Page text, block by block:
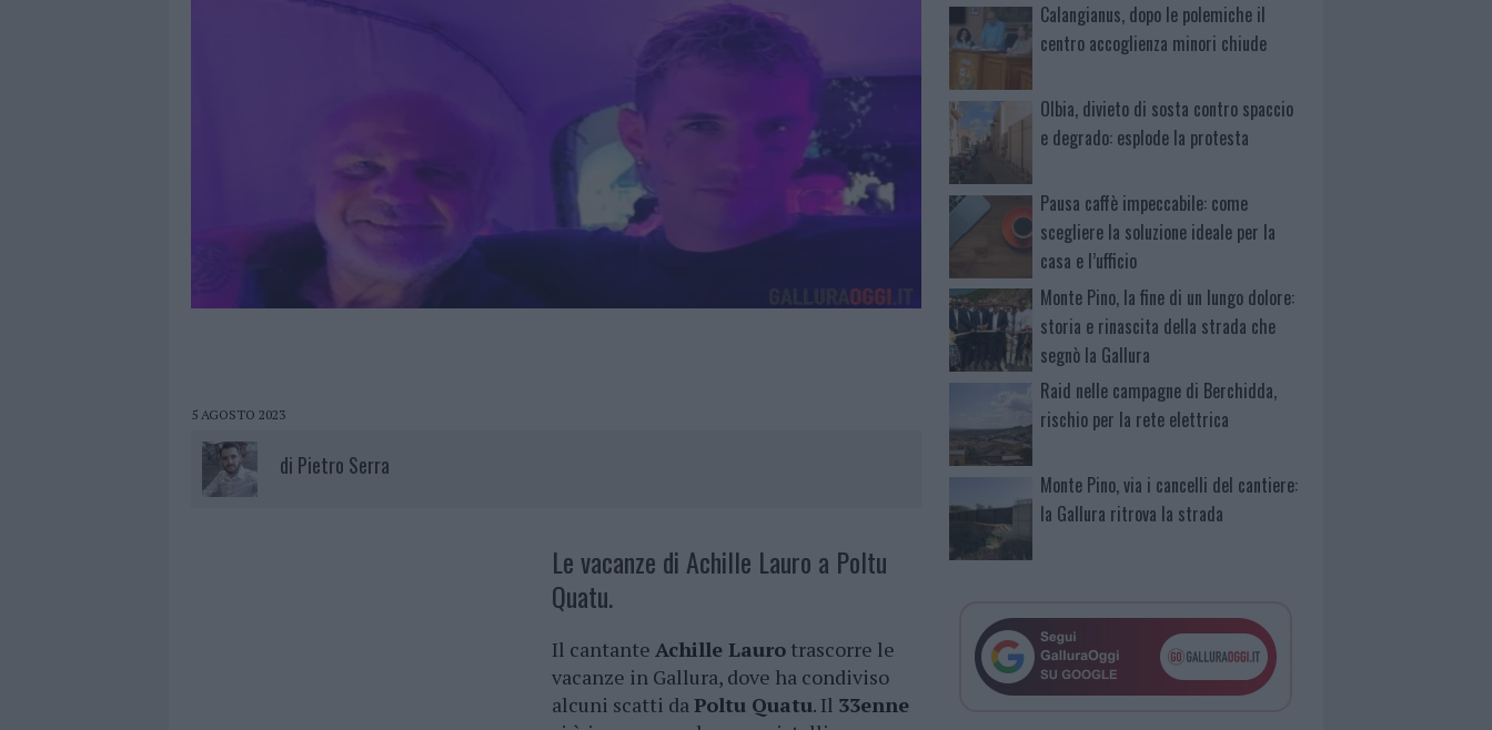
5 AGOSTO 2023
di Pietro Serra
Le vacanze di Achille Lauro a Poltu
Quatu.
Il cantante Achille Lauro trascorre le
vacanze in Gallura, dove ha condiviso
alcuni scatti daPoltu Quatu. Il 33enne
Calangianus, dopo le polemiche il
centro accoglienza minori chiude
Olbia, divieto di sosta contro spaccio
e degrado: esplode la protesta
Pausa caffè impeccabile: come
scegliere la soluzione ideale per la
casa e l’ufficio
Monte Pino, la fine di un lungo dolore:
storia e rinascita della strada che
segnò la Gallura
Raid nelle campagne di Berchidda,
rischio per la rete elettrica
Monte Pino, via i cancelli del cantiere:
la Gallura ritrova la strada